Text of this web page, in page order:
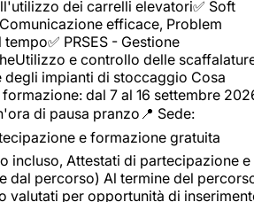
dei carrelli elevatori✅ Soft
efficace, Problem
PRSES - Gestione
e controllo delle
degli impianti di stoccaggio Cosa
dal 7 al 16 settembre
di pausa pranzo📍 Sede:
e formazione gratuita
incluso, Attestati di partecipazione e
dal percorso) Al termine del
valutati per opportunità di